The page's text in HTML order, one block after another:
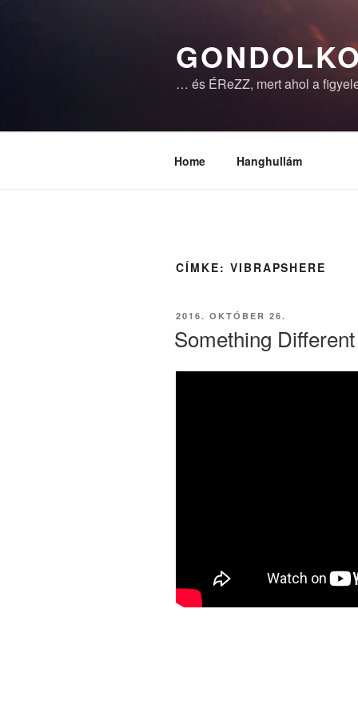
… és ÉReZZ, mert ahol a
Home Hanghullám
CÍMKE: VIBRAPSHERE
BEKÜLDVE:
2016. OKTÓBER 26.
Something